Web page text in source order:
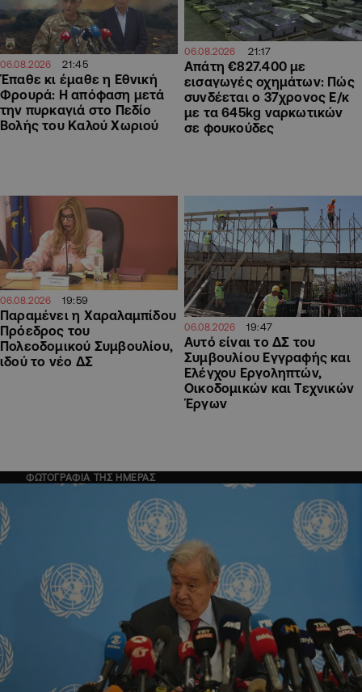
06.08.2026 21:45
Έπαθε κι έμαθε η Εθνική
Φρουρά: Η απόφαση μετά
την πυρκαγιά στο Πεδίο
Βολής του Καλού Χωριού
06.08.2026 21:17
Απάτη €827.400 με
εισαγωγές οχημάτων: Πώς
συνδέεται ο 37χρονος Ε/κ
με τα 645kg ναρκωτικών
σε φουκούδες
06.08.2026 19:59
Παραμένει η Χαραλαμπίδου
Πρόεδρος του
Πολεοδομικού Συμβουλίου,
ιδού το νέο ΔΣ
06.08.2026 19:47
Αυτό είναι το ΔΣ του
Συμβουλίου Εγγραφής και
Ελέγχου Εργοληπτών,
Οικοδομικών και Τεχνικών
Έργων
ΦΩΤΟΓΡΑΦΙΑ ΤΗΣ ΗΜΕΡΑΣ